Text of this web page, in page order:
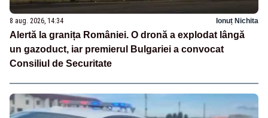
8 aug. 2026, 14:34 Ionuț Nichita
Alertă la granița României. O dronă a explodat lângă
un gazoduct, iar premierul Bulgariei a convocat
Consiliul de Securitate